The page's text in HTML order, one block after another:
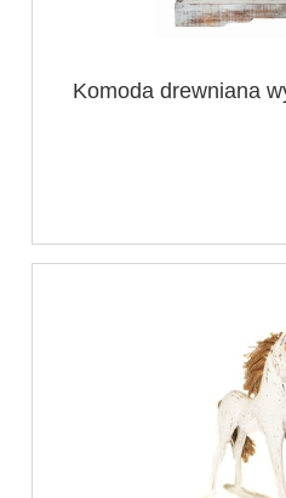
Komoda drewniana